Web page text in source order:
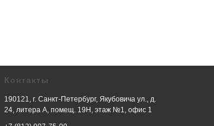
Контакты
190121, г. Санкт-Петербург, Якубовича ул., д.
24, литера А, помещ. 19Н, этаж №1, офис 1